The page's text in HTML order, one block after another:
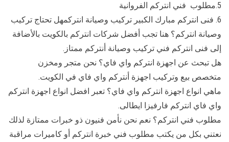
5.مطلوب فني انتركم الفروانية
6. فنى انتركم مبارك الكبير تركيب وصيانة انتركمهل تحتاج تركيب
وصيانة انتركم؟ هنا تجب أفضل شركات انتركم بالكويت بالأضافة
إلى فنى انتركم فني تركيب وصيانة أنتركم ممتاز.
هل تبحث عن اجهزة انتركم واي فاي؟ نحن متجر ومخزن
متخصص بيع وتركيب اجهزة أنتركم واي فاي في الكويت.
ماهي انواع اجهزة انتركم واي فاي؟ تعبر افضل انواع اجهزة انتركم
واي فاي انتركم فارفيزا ايطالى.
مطلوب فني انتركم؟ نعم نحن نأمن فنيون ذو خبرات ممتازة لذلك
نعتني بكل من يكتب مطلوب فني خبرة انتركم أو كاميرات مراقبة